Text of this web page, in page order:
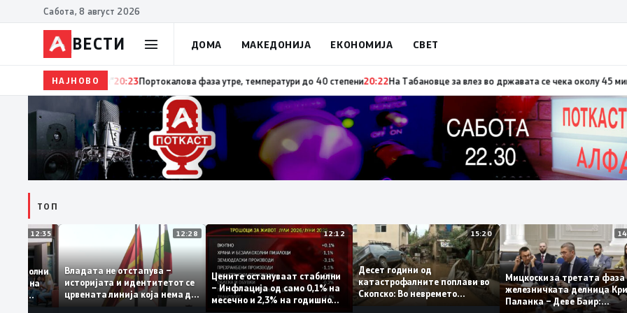
Сабота, 8 август 2026
ВЕСТИ ДОМА МАКЕДОНИЈА ЕКОНОМИЈА СВЕТ
НАЈНОВО
20:24 Сиљановска Давкова на Свечената академија по повод „30 години Општина Вевчани“20:23Портокалова фаза утре,
ТОП
12:35
се задоволни
на
12:28
Владата не отстапува –
историјата и идентитетот се
црвената линија која нема да
се погази
12:12
Цените остануваат стабилни
– Инфлација од само 0,1% на
месечно и 2,3% на годишно
15:20
Десет години од
катастрофалните поплави во
Скопско: Во невремето
Мицкоски за третата
железничката
Паланка – Деве Баир: